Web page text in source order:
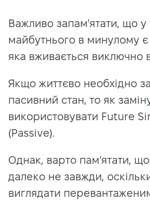
Важливо запам'ятати, що у
майбутнього в минулому
яка вживається виключно
Якщо життєво необхідно
пасивний стан, то як
використовувати Future
(Passive).
Однак, варто пам'ятати,
далеко не завжди,
виглядати